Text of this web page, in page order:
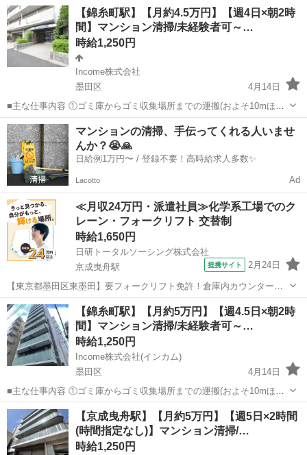
駐車駐輪場などの共用部分と外構の清掃（時間内で可能な範囲） ③清
掃結果の報告（指定...
東京 墨田区 その他 時給
【錦糸町駅】【月約4.5万円】【週4日×朝2時
間】マンション清掃/未経験者可～…
時給1,250円
Income株式会社
墨田区
4月14日
■主な仕事内容 ①ゴミ庫からゴミ収集場所までの運搬(およそ10mほど
を１日約10個ほど) ②エントランス・エレベーター・廊下・非常階段・
駐車駐輪場などの共用部分と外構の清掃（時間内で可能な範囲） ③清
掃結果の報告（指定...
東京 墨田区 時給
マンションの清掃、手伝ってくれる人いませ
んか？😭🙏
日給例1万円〜 / 登録不要！高時給求人多数✨
Lacotto Ad
≪月収24万円・派遣社員≫化学系工場でのク
レーン・フォークリフト 交替制
時給1,650円
日研トータルソーシング株式会社
京成曳舟駅
提携サイト 2月24日
【東京都墨田区東墨田】要フォークリフト免許！倉庫内カウンターフ
ォークリフト作業《お仕事No.5A1225-JS》 お仕事について フォーク
リフトでの運搬業務（カウンター）です。トラックから製品（びんや
材料）を積み下ろす作業...
東京 墨田区 京成曳舟駅 その他
【錦糸町駅】【月約5万円】【週4.5日×朝2時
間】マンション清掃/未経験者可～…
時給1,250円
Income株式会社(インカム)
墨田区
4月14日
■主な仕事内容 ①ゴミ庫からゴミ収集場所までの運搬(およそ10mほど
を１日約10個ほど) ②エントランス・エレベーター・廊下・非常階段・
駐車駐輪場などの共用部分と外構の清掃（時間内で可能な範囲） ③清
掃結果の報告（指定...
東京 墨田区 その他 時給
【京成曳舟駅】【月約5万円】【週5日×2時間
(時間指定なし)】マンション清掃/…
時給1,250円